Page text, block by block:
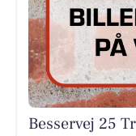
Besservej 25